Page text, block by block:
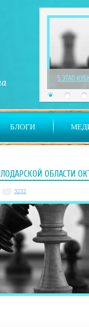
БЛОГИ
1 ЭТАП
ОБЛАСТИ
3232